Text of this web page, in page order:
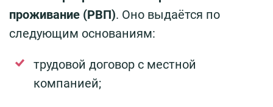
проживание (РВП). Оно выдаётся по
следующим основаниям:
трудовой договор с местной
компанией;